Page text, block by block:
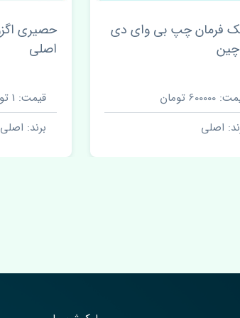
فرمان چپ بی وای دی
تومان
اصلی
اصلی
قیمت: 1 تومان
برند: اصلی